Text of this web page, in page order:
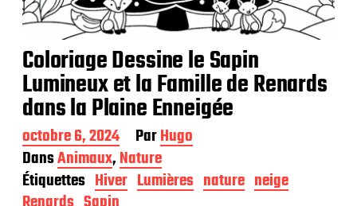
Coloriage Dessine le Sapin
Lumineux et la Famille de Renards
dans la Plaine Enneigée
D
a
t
e
d
octobre 6, 2024 ParHugo
DansAnimaux,Nature
Étiquettes Hiver Lumières nature neige